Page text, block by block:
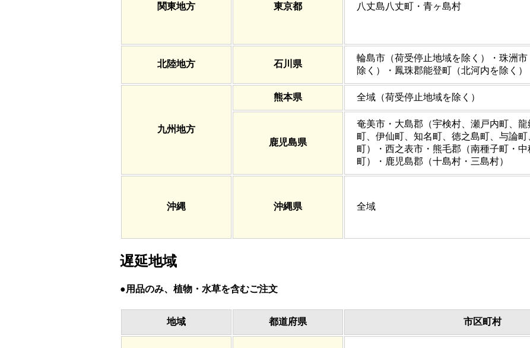
関東地方 東京都 八丈島八丈町・青ヶ島村
北陸地方 石川県
輪島市（荷受停止地域を除く）・珠洲
除く）・鳳珠郡能登町（北河内を除く
九州地方
熊本県 全域（荷受停止地域を除く）
鹿児島県
奄美市・大島郡（宇検村、瀬戸内町、
町、伊仙町、知名町、徳之島町、与論
町）・西之表市・熊毛郡（南種子町・
町）・鹿児島郡（十島村・三島村）
沖縄 沖縄県 全域
遅延地域
●用品のみ、植物・水草を含むご注文
地域 都道府県 市区町村